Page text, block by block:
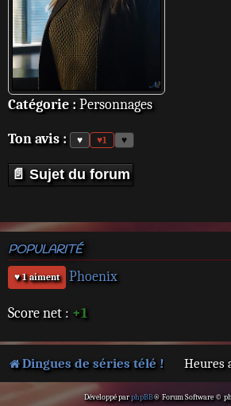
Catégorie : Personnages
Ton avis : ♥ ♥1 ♥
📄 Sujet du forum
POPULARITÉ
♥ 1 aiment Phoenix
Score net : +1
Dingues de séries télé ! Heures
Développé parphpBB® Forum Software ©